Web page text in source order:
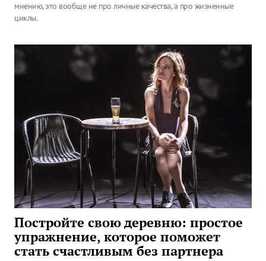
мнению, это вообще не про личные качества, а про жизненные
циклы.
Постройте свою деревню: простое
упражнение, которое поможет
стать счастливым без партнера